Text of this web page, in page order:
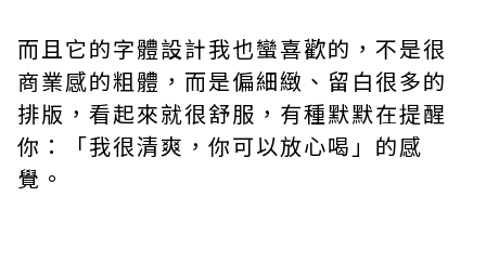
而且它的字體設計我也蠻喜歡的，不是很
商業感的粗體，而是偏細緻、留白很多的
排版，看起來就很舒服，有種默默在提醒
你：「我很清爽，你可以放心喝」的感
覺。